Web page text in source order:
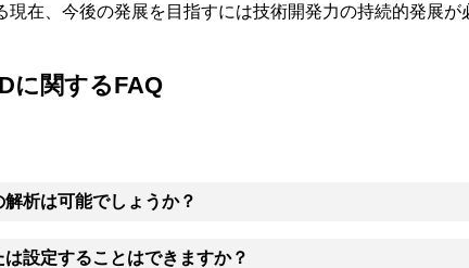
在、今後の発展を目指すには技術開発力の持続的発展が
に関するFAQ
析は可能でしょうか？
設定することはできますか？